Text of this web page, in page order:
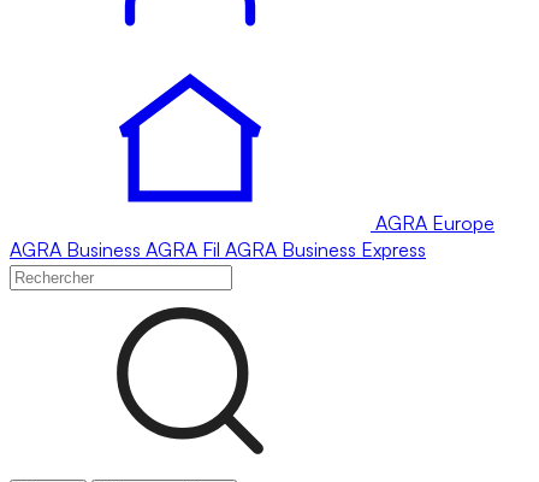
AGRA Europe
AGRA Business AGRA Fil AGRA Business Express